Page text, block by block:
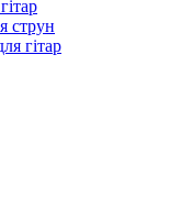
струн
гітар